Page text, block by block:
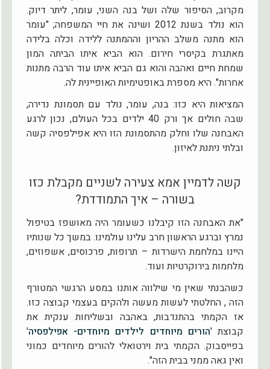
מקרוב, הסיפור שלה ושל בנה השני, עומר, ליתר דיוק.
הוא נולד בשנת 2012 ושינה את חיי המשפחה; "עומר
הוא מתנה משלב ההריון וההמתנה ללידה וכלה בלידה
מאתגרת בקיסרי חירום. הוא הביא איתו הביתה המון
שמחת חיים ואהבה והוא גם הביא איתו עוד הרבה מתנות
אחרות". היא מספרת באופטימיות האופיינית לה.
המציאות היא כזו: בנה, עומר, נולד עם תסמונת נדירה,
שבה חולים אך ורק 40 ילדים בכל העולם, נכון לרגע
האבחנה שלו וחלק מהתסמונת הזו היא אפילפסיה קשה
ובלתי ניתנת לאיזון.
קשה לדמיין אמא צעירה לשניים מקבלת כזו
בשורה – איך התמודדת?
"את האבחנה הזו קיבלנו כשעומר היה מאושפז בטיפול
נמרץ וברגע הראשון חרב עלינו עולמינו. במשך כל שנותיו
היינו במלחמת הישרדות – תרופות, פרכוסים, אשפוזים,
מלחמות בירוקרטיות ועוד.
כשהבנתי שאין מי שילווה אותנו במסע הרגשי המטורף
הזה , החלטתי לעשות מעשה ולהקים בעצמי קבוצה כזו.
אז הקמתי בהתנדבות, באהבה ובשליחות ענקית את
קבוצת 'הורים מיוחדים לילדים מיוחדים- אפילפסיה'
בפייסבוק. הקמתי בית וירטואלי להורים מיוחדים כמוני
ואין גאה ממני בבית הזה".